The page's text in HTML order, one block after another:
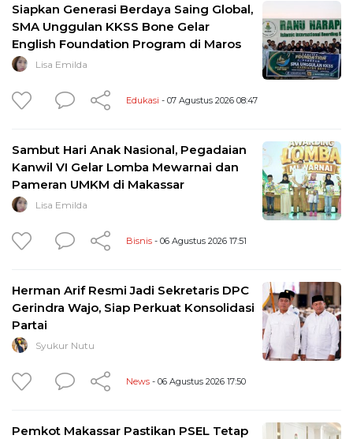
Siapkan Generasi Berdaya Saing Global,
SMA Unggulan KKSS Bone Gelar
English Foundation Program di Maros
Lisa Emilda
Edukasi - 07 Agustus 2026 08:47
Sambut Hari Anak Nasional, Pegadaian
Kanwil VI Gelar Lomba Mewarnai dan
Pameran UMKM di Makassar
Lisa Emilda
Bisnis - 06 Agustus 2026 17:51
Herman Arif Resmi Jadi Sekretaris DPC
Gerindra Wajo, Siap Perkuat Konsolidasi
Partai
Syukur Nutu
News - 06 Agustus 2026 17:50
Pemkot Makassar Pastikan PSEL Tetap